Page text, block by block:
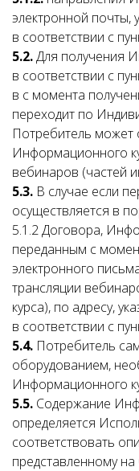
электронной почты,
в соответствии с
5.2.Для получения
в соответствии с
в с момента
переходит по
Потребитель может
Информационного
вебинаров (частей
5.3. В случае если
осуществляется в
5.1.2 Договора,
переданным с
электронного
трансляции
курса), по адресу,
в соответствии с
5.4. Потребитель
оборудованием,
Информационного
5.5. Содержание
определяется
соответствовать
представленному на